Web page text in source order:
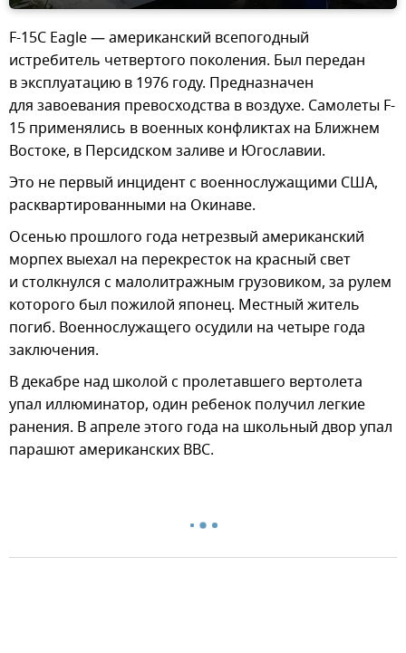
F-15C Eagle — американский всепогодный
истребитель четвертого поколения. Был передан
в эксплуатацию в 1976 году. Предназначен
для завоевания превосходства в воздухе. Самолеты F-
15 применялись в военных конфликтах на Ближнем
Востоке, в Персидском заливе и Югославии.
Это не первый инцидент с военнослужащими США,
расквартированными на Окинаве.
Осенью прошлого года нетрезвый американский
морпех выехал на перекресток на красный свет
и столкнулся с малолитражным грузовиком, за рулем
которого был пожилой японец. Местный житель
погиб. Военнослужащего осудили на четыре года
заключения.
В декабре над школой с пролетавшего вертолета
упал иллюминатор, один ребенок получил легкие
ранения. В апреле этого года на школьный двор упал
парашют американских ВВС.